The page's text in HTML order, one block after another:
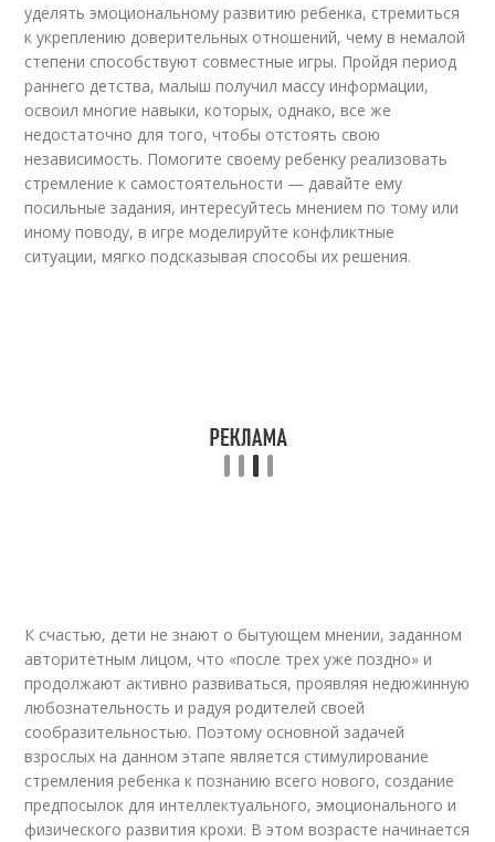
уделять эмоциональному развитию ребенка, стремиться
к укреплению доверительных отношений, чему в немалой
степени способствуют совместные игры. Пройдя период
раннего детства, малыш получил массу информации,
освоил многие навыки, которых, однако, все же
недостаточно для того, чтобы отстоять свою
независимость. Помогите своему ребенку реализовать
стремление к самостоятельности — давайте ему
посильные задания, интересуйтесь мнением по тому или
иному поводу, в игре моделируйте конфликтные
ситуации, мягко подсказывая способы их решения.
К счастью, дети не знают о бытующем мнении, заданном
авторитетным лицом, что «после трех уже поздно» и
продолжают активно развиваться, проявляя недюжинную
любознательность и радуя родителей своей
сообразительностью. Поэтому основной задачей
взрослых на данном этапе является стимулирование
стремления ребенка к познанию всего нового, создание
предпосылок для интеллектуального, эмоционального и
физического развития крохи. В этом возрасте начинается